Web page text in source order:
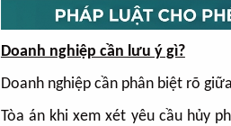
Doanh nghiệp cần lưu ý gì?
Doanh nghiệp cần phân biệt rõ
Tòa án khi xem xét yêu cầu hủy